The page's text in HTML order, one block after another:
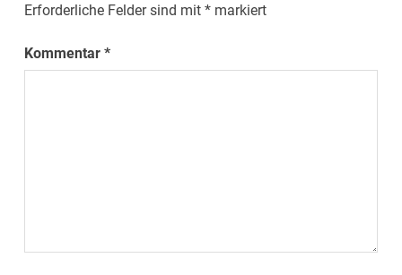
Erforderliche Felder sind mit* markiert
Kommentar*